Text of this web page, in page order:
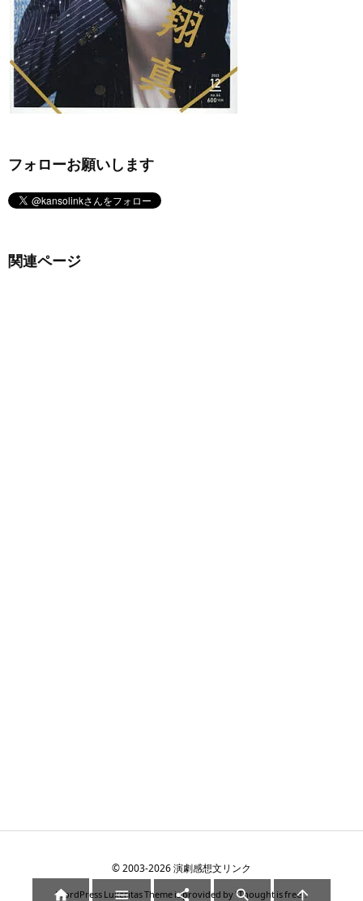
フォローお願いします
関連ページ
©2003-2026演劇感想文リンク
WordPress Luxeritas Theme is provided by "Thought is free".
    